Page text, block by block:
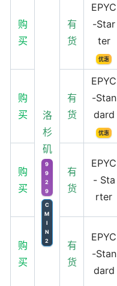
洛
杉
矶
9
9
2
9
C
M
I
N
2
购
买
有
货
EPYC
-Star
ter
优惠
购
买
有
货
EPYC
-Stan
dard
优惠
购
买
有
货
EPYC
- Sta
rter
购
买
有
货
EPYC
-Stan
dard